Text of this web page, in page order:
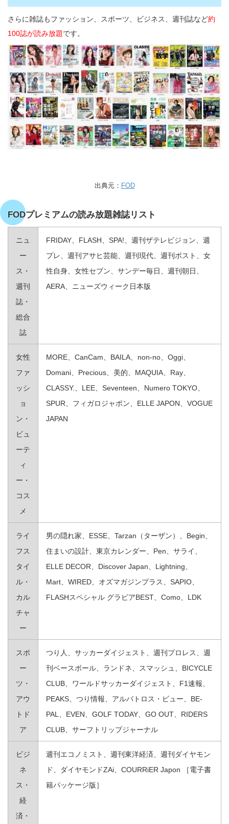
さらに雑誌もファッション、スポーツ、ビジネス、週刊誌など約
100誌が読み放題です。
出典元： FOD
FODプレミアムの読み放題雑誌リスト
ニュ
ー
ス・
週刊
誌・
総合
誌
FRIDAY、FLASH、SPA!、週刊ザテレビジョン、週
プレ、週刊アサヒ芸能、週刊現代、週刊ポスト、女
性自身、女性セブン、サンデー毎日、週刊朝日、
AERA、ニューズウィーク日本版
女性
ファ
ッシ
ョ
ン・
ビュ
ーテ
ィ
ー・
コス
メ
MORE、CanCam、BAILA、non‐no、Oggi、
Domani、Precious、美的、MAQUIA、Ray、
CLASSY.、LEE、Seventeen、Numero TOKYO、
SPUR、フィガロジャポン、ELLE JAPON、VOGUE
JAPAN
ライ
フス
タイ
ル・
カル
チャ
ー
男の隠れ家、ESSE、Tarzan（ターザン）、Begin、
住まいの設計、東京カレンダー、Pen、サライ、
ELLE DECOR、Discover Japan、Lightning、
Mart、WIRED、オズマガジンプラス、SAPIO、
FLASHスペシャル グラビアBEST、Como、LDK
スポ
ー
ツ・
アウ
トド
ア
つり人、サッカーダイジェスト、週刊プロレス、週
刊ベースボール、ランドネ、スマッシュ、BICYCLE
CLUB、ワールドサッカーダイジェスト、F1速報、
PEAKS、つり情報、アルバトロス・ビュー、BE-
PAL、EVEN、GOLF TODAY、GO OUT、RIDERS
CLUB、サーフトリップジャーナル
ビジ
ネ
ス・
経
済・
週刊エコノミスト、週刊東洋経済、週刊ダイヤモン
ド、ダイヤモンドZAi、COURRiER Japon ［電子書
籍パッケージ版］